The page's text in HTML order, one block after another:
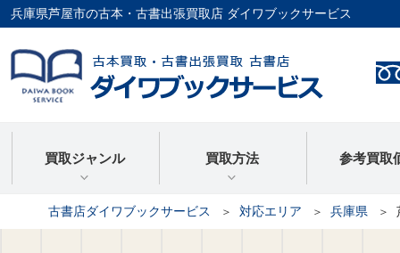
兵庫県芦屋市の古本・古書出張買取店 ダイワブックサービス
買取ジャンル 買取方法 参考買取
古書店ダイワブックサービス 対応エリア 兵庫県